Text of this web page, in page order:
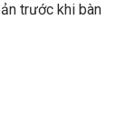
trước khi bàn